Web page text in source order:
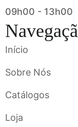
09h00 - 13h00
Início
Sobre Nós
Catálogos
Loja